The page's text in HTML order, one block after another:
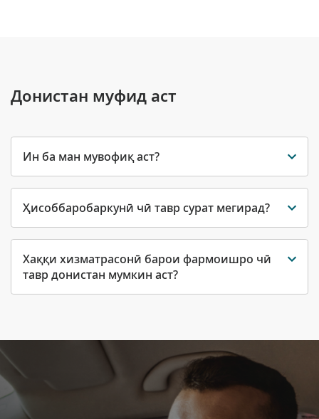
Донистан муфид аст
Ин ба ман мувофиқ аст?
Ҳисоббаробаркунӣ чӣ тавр сурат мегирад?
Хаққи хизматрасонӣ барои фармоишро чӣ
тавр донистан мумкин аст?